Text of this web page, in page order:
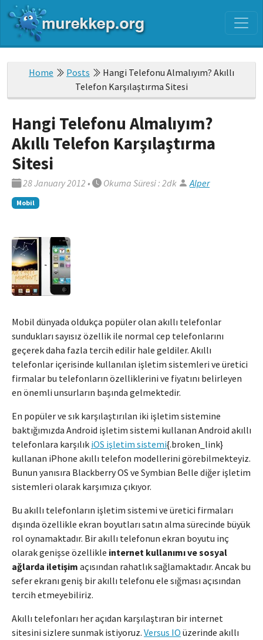
Home Posts
Hangi Telefonu Almalıyım? Akıllı
Telefon Karşılaştırma Sitesi
Hangi Telefonu Almalıyım?
Akıllı Telefon Karşılaştırma
Sitesi
28 January 2012 • Okuma Süresi : 2dk Alper
Mobil
Mobil dünyada oldukça popüler olan akıllı telefonlar
sundukları sayısız özellik ile normal cep telefonlarını
geçerek daha fazla tercih edilir hale geldiler. Akıllı
telefonlar içerisinde kullanılan işletim sistemleri ve üretici
firmalar bu telefonların özelliklerini ve fiyatını belirleyen
en önemli unsurların başında gelmektedir.
En popüler ve sık karşılaştırılan iki işletim sistemine
baktığımızda Android işletim sistemi kullanan Android akıllı
telefonlara karşılık iOS işletim sistemi{.broken_link}
kullanan iPhone akıllı telefon modellerini görebilmekteyiz.
Bunun yanısıra Blackberry OS ve Symbian Belle diğer işletim
sistemleri olarak karşımıza çıkıyor.
Bu akıllı telefonların işletim sistemi ve üretici firmaları
dışında özellikle ekran boyutları satın alma sürecinde büyük
rol oynamaktadır. Bir akıllı telefonun ekran boyutu inç
olarak genişse özellikle internet kullanımı ve sosyal
ağlarda iletişim açısından rahatlık sağlamaktadır. Ancak bu
sefer ekranı geniş bir akıllı telefonu ele sığması açısından
tercih etmeyebiliriz.
Akıllı telefonları her açıdan karşılaştıran bir internet
sitesini sizlere sunmak istiyoruz. Versus IO üzerinde akıllı